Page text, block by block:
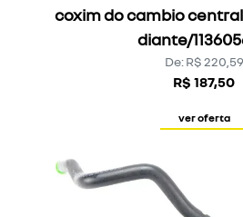
coxim do cambio central- kwid 2018
diante/
De: R$ 220,59
R$ 187,50
ver oferta